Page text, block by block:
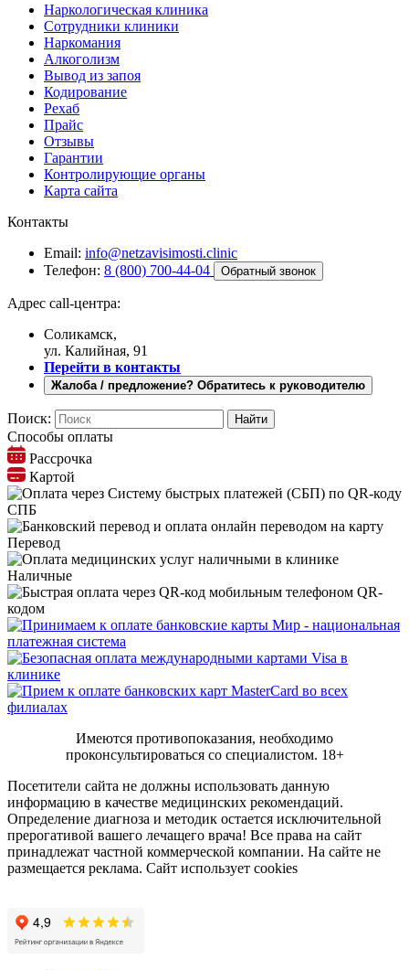
Наркологическая клиника
Сотрудники клиники
Наркомания
Алкоголизм
Вывод из запоя
Кодирование
Рехаб
Прайс
Отзывы
Гарантии
Контролирующие органы
Карта сайта
Контакты
Email: info@netzavisimosti.clinic
Телефон: 8 (800) 700-44-04 Обратный звонок
Адрес call-центра:
Соликамск,
ул. Калийная, 91
Перейти в контакты
Жалоба / предложение? Обратитесь к руководителю
Поиск:
Способы оплаты
Рассрочка
Картой
СПБ
Перевод
Наличные
QR-
кодом
Имеются противопоказания, необходимо
проконсультироваться со специалистом. 18+
Посетители сайта не должны использовать данную
информацию в качестве медицинских рекомендаций.
Определение диагноза и методик остается исключительной
прерогативой вашего лечащего врача! Все права на сайт
принадлежат частной коммерческой компании. На сайте не
размещается реклама. Сайт использует cookies